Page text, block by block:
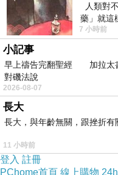
人類對
藥」就這
停止衰老
7 小時前
小記事
早上禱告完翻聖經 加拉太
對磯法說
2026-08-07
長大
長大，與年齡無關，跟挫折有
11 小時前
登入 註冊
PChome首頁 線上購物